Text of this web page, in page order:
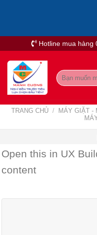
Hotline mua hàng
Tìm
kiếm:
TRANG CHỦ / MÁY GIẶT -
Open this in UX
content